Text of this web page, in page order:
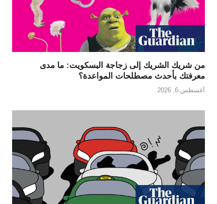
من شريك الشريك إلى زجاجة البسكويت: ما مدى
معرفتك بأحدث مصطلحات المواعدة؟
أغسطس 6, 2026